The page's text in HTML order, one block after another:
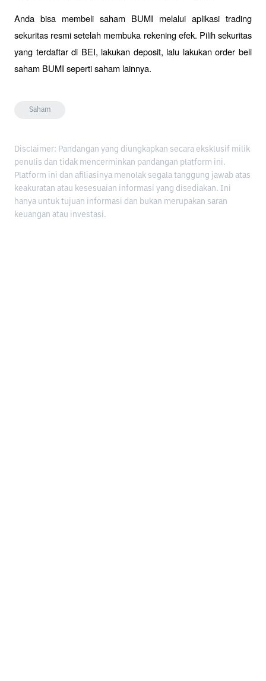
Anda bisa membeli saham BUMI melalui aplikasi trading
sekuritas resmi setelah membuka rekening efek. Pilih sekuritas
yang terdaftar di BEI, lakukan deposit, lalu lakukan order beli
saham BUMI seperti saham lainnya.
Saham
Disclaimer: Pandangan yang diungkapkan secara eksklusif milik
penulis dan tidak mencerminkan pandangan platform ini.
Platform ini dan afiliasinya menolak segala tanggung jawab atas
keakuratan atau kesesuaian informasi yang disediakan. Ini
hanya untuk tujuan informasi dan bukan merupakan saran
keuangan atau investasi.